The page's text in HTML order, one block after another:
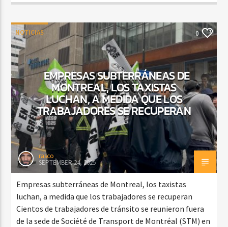
NOTICIAS 0
EMPRESAS SUBTERRÁNEAS DE
MONTREAL, LOS TAXISTAS
LUCHAN, A MEDIDA QUE LOS
TRABAJADORES SE RECUPERAN
rasco
SEPTEMBER 24, 2025
Empresas subterráneas de Montreal, los taxistas
luchan, a medida que los trabajadores se recuperan
Cientos de trabajadores de tránsito se reunieron fuera
de la sede de Société de Transport de Montréal (STM) en